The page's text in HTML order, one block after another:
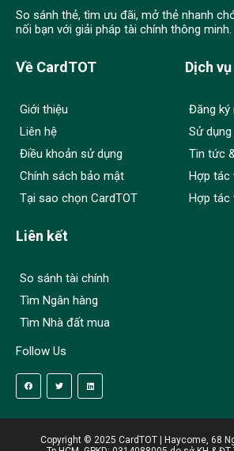
So sánh thẻ, tìm ưu đãi, mở thẻ nhanh
nối bạn với giải pháp tài chính thông minh.
Về CardTOT
Giới thiệu
Liên hệ
Điều khoản sử dụng
Chính sách bảo mật
Tại sao chọn CardTOT
Dịch vụ
Đăng ký
Sử
Tin tức
Hợp tác
Hợp tác
Liên kết
So sánh tài chính
Tìm Ngân hàng
Tìm Nhà đất mua
Follow Us
Copyright © 2025 CardTOT | Haycome, 68